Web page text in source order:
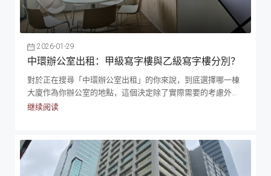
不是單純的「價低者得」，這是一個牽涉到多方面考量的決
定，正如管理學大師 Peter Drucker 曾暗示過，效率是把事情做
對，效能是做對的事情，租辦公室亦然。當你準備簽下一紙合
約前，謹記考慮5個不同方向：租金預算、單位呎寸、地理位
置、租約條款，以及成本清單。這五者之間往往存在著一種此
消彼長的張力，例如你想要中環核心區的尊貴名片，就往往要
在實用呎數上作出妥協；你若追求極致的寬敞空間與海景，可
能就得把目光投向港島東或九龍西，這就考驗著你對員工通勤
時間的同理心。更深層次的考驗在於，很多創業者往往只盯著
的老闆，會將這些變量視為一個整體的投資組合，而不是獨立
項目。他們明白今天的每一個妥協，在未來三年都會以某種形
式，例如：員工流失率、營運效率、公司形象、客戶信心…等
2026-01-29
中環辦公室出租：甲級寫字樓與乙級寫字樓分別？
對於正在搜尋「中環辦公室出租」的你來說，到底選擇哪一棟
大廈作為你辦公室的地點，這個決定除了實際需要的考慮外，
也有情感的因素，關乎你的公司在市場上的「感知價值」。你
管理，將每一分錢都花在業務增長而非那個辦公室地址上？香
港寫字樓的生態系統就像一個階級分明的社會，從頂級的甲級
商廈，到實用的乙級寫字樓，再到隱身於舊區的丙級大廈，每
继续阅读